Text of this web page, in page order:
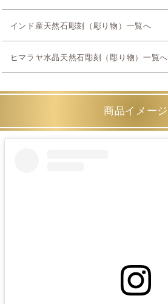
インド産天然石彫刻（彫り物）一覧へ
ヒマラヤ水晶天然石彫刻（彫り物）一覧へ
商品イメージ